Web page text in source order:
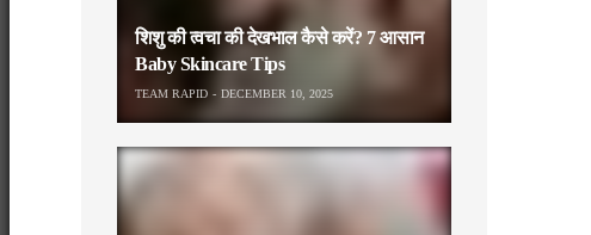
शिशु की त्वचा की देखभाल कैसे करें? 7 आसान
Baby Skincare Tips
TEAM RAPID DECEMBER 10, 2025